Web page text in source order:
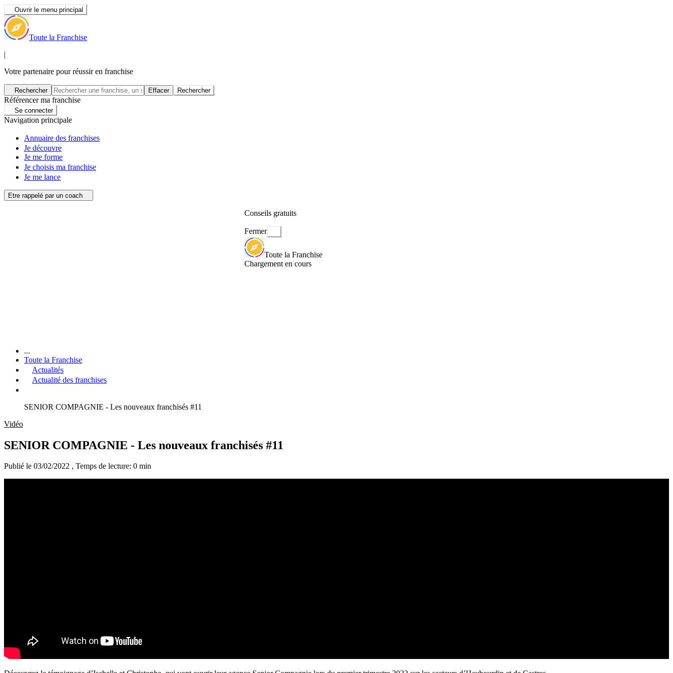
Ouvrir le menu principal
Toute la Franchise
|
Votre partenaire pour réussir en franchise
Rechercher Effacer Rechercher
Référencer ma franchise
Se connecter
Navigation principale
Annuaire des franchises
Je découvre
Je me forme
Je choisis ma franchise
Je me lance
Etre rappelé par un coach
Conseils gratuits
Fermer
Toute la Franchise
Chargement en cours
...
Toute la Franchise
Actualités
Actualité des franchises
SENIOR COMPAGNIE - Les nouveaux franchisés #11
Vidéo
SENIOR COMPAGNIE - Les nouveaux franchisés #11
Publié le 03/02/2022 , Temps de lecture: 0 min